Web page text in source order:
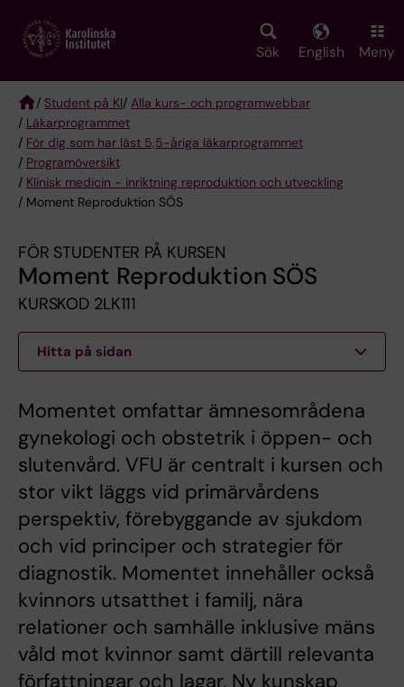
main
Sök English Meny
Breadcrumb
/ Student på KI/ Alla kurs- och programwebbar
/ Läkarprogrammet
/ För dig som har läst 5,5-åriga läkarprogrammet
/ Programöversikt
/ Klinisk medicin - inriktning reproduktion och utveckling
/ Moment Reproduktion SÖS
FÖR STUDENTER PÅ KURSEN
Moment Reproduktion SÖS
KURSKOD 2LK111
Hitta på sidan
Momentet omfattar ämnesområdena
gynekologi och obstetrik i öppen- och
slutenvård. VFU är centralt i kursen och
stor vikt läggs vid primärvårdens
perspektiv, förebyggande av sjukdom
och vid principer och strategier för
diagnostik. Momentet innehåller också
kvinnors utsatthet i familj, nära
relationer och samhälle inklusive mäns
våld mot kvinnor samt därtill relevanta
författningar och lagar. Ny kunskap